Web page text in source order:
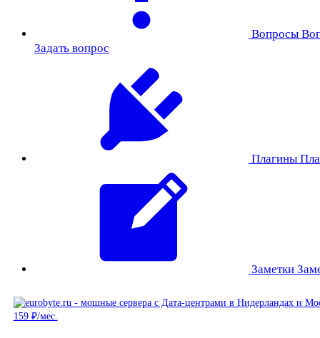
Вопросы
Задать вопрос
Плагины
Заметки